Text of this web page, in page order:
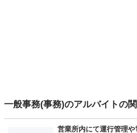
一般事務(事務)のアルバイトの
営業所内にて運行管理